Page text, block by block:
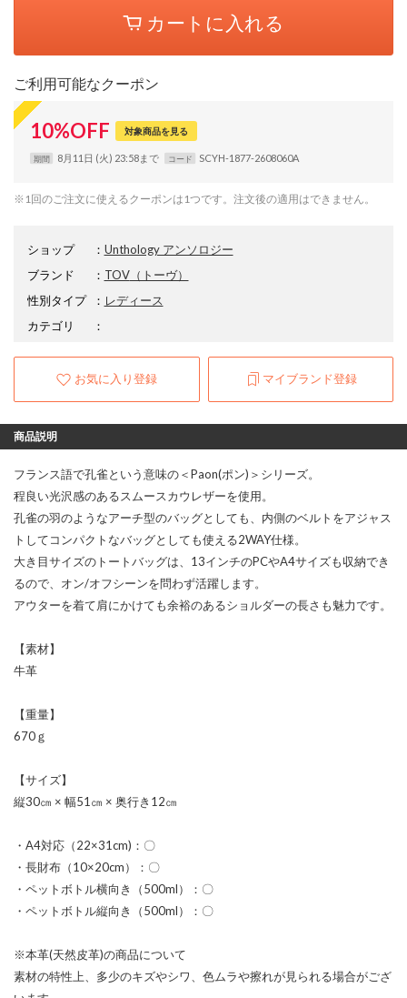
カートに入れる
ご利用可能なクーポン
10%OFF 対象商品を見る
期間 8月11日 (火) 23:58まで コード SCYH-1877-2608060A
※1回のご注文に使えるクーポンは1つです。注文後の適用はできません。
ショップ ： Unthology アンソロジー
ブランド
： TOV（トーヴ）
性別タイプ
： レディース
カテゴリ
：
お気に入り登録 マイブランド登録
商品説明
フランス語で孔雀という意味の＜Paon(ポン)＞シリーズ。
程良い光沢感のあるスムースカウレザーを使用。
孔雀の羽のようなアーチ型のバッグとしても、内側のベルトをアジャス
トしてコンパクトなバッグとしても使える2WAY仕様。
大き目サイズのトートバッグは、13インチのPCやA4サイズも収納でき
るので、オン/オフシーンを問わず活躍します。
アウターを着て肩にかけても余裕のあるショルダーの長さも魅力です。
【素材】
牛革
【重量】
670ｇ
【サイズ】
縦30㎝ × 幅51㎝ × 奥行き12㎝
・A4対応（22×31cm)：〇
・長財布（10×20cm）：〇
・ペットボトル横向き（500ml）：〇
・ペットボトル縦向き（500ml）：〇
※本革(天然皮革)の商品について
素材の特性上、多少のキズやシワ、色ムラや擦れが見られる場合がござ